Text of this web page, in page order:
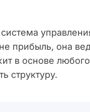
прибыль, она
в основе
структуру.